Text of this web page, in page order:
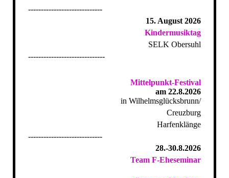
-----------------------------
15. August 2026
Kindermusiktag
SELK Obersuhl
------------------------------
Mittelpunkt-Festival
am 22.8.2026
in Wilhelmsglücksbrunn/
Creuzburg
Harfenklänge
-----------------------------
28.-30.8.2026
Team F-Eheseminar